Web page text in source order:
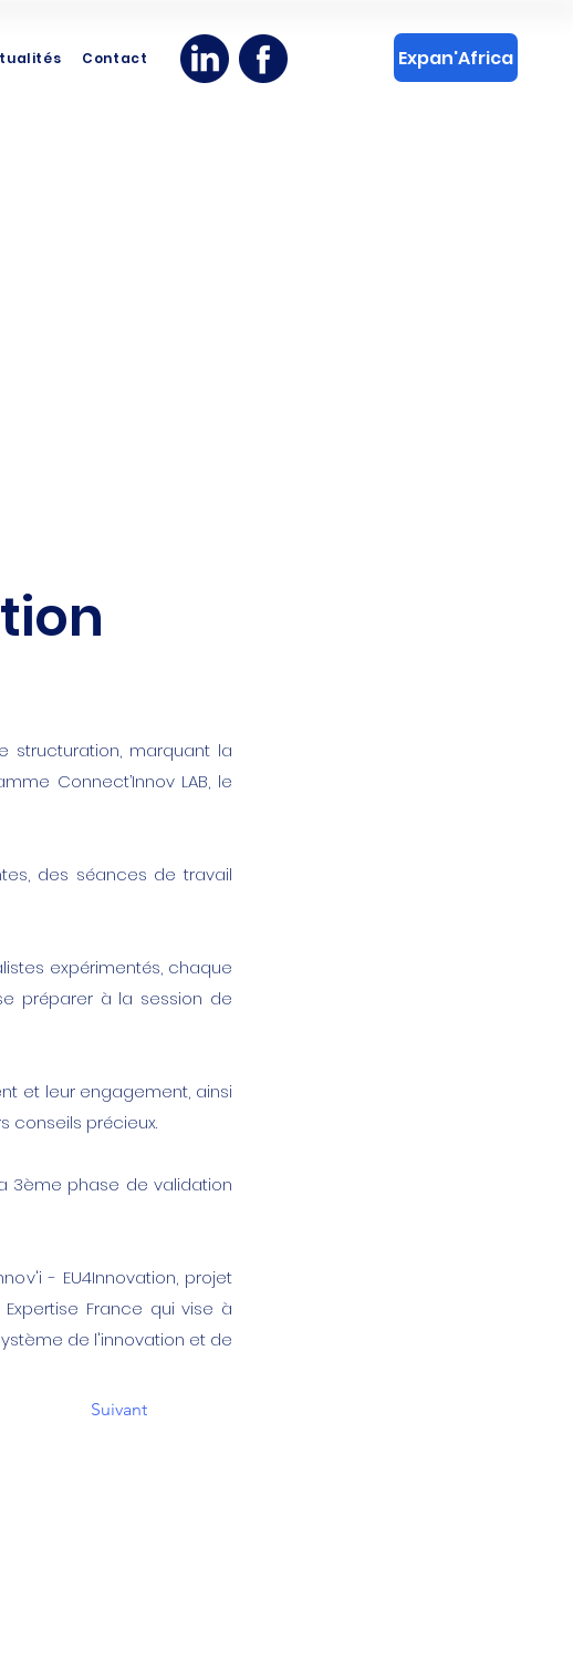
Contact Expan'Africa
marquant la
Connect’Innov LAB, le
des séances de travail
expérimentés, chaque
préparer à la session de
et leur engagement, ainsi
conseils précieux.
3ème phase de validation
- EU4Innovation, projet
France qui vise à
de l'innovation et de
Suivant